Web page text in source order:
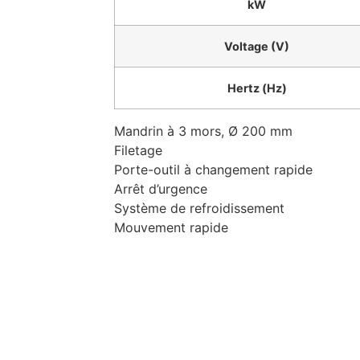
kW
Voltage (V)
Hertz (Hz)
Mandrin à 3 mors, Ø 200 mm
Filetage
Porte-outil à changement rapide
Arrêt d’urgence
Système de refroidissement
Mouvement rapide